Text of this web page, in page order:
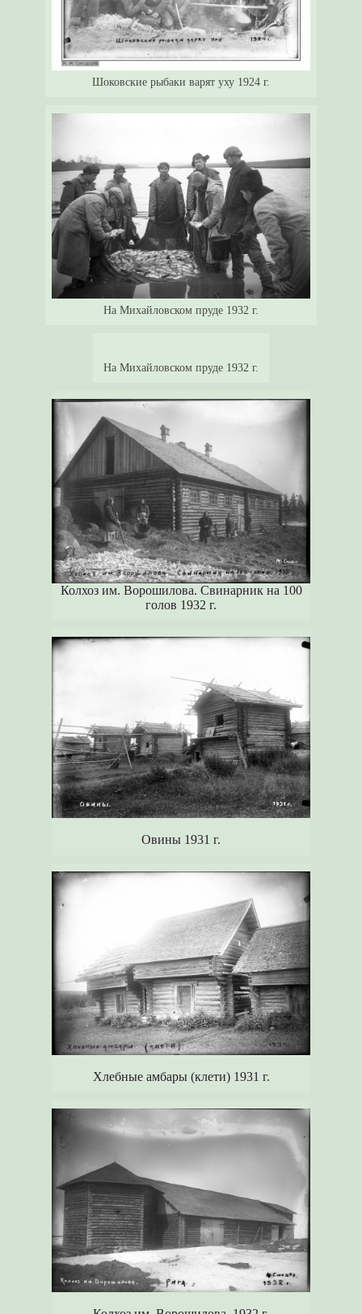
Шоковские рыбаки варят уху 1924 г.
На Михайловском пруде 1932 г.
На Михайловском пруде 1932 г.
Колхоз им. Ворошилова. Свинарник на 100
голов 1932 г.
Овины 1931 г.
Хлебные амбары (клети) 1931 г.